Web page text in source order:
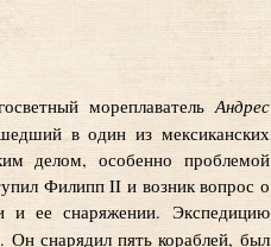
мореплавательАндрес
в один из мексиканских
делом, особенно проблемой
Филипп II и возник вопрос о
и ее снаряжении. Экспедицию
. Он снарядил пять кораблей, был